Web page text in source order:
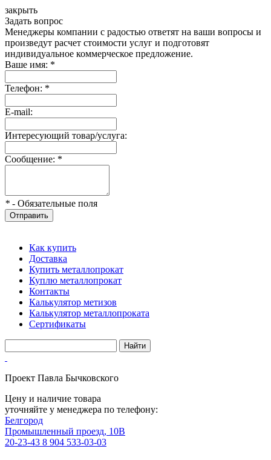
закрыть
Задать вопрос
Менеджеры компании с радостью ответят на ваши вопросы и
произведут расчет стоимости услуг и подготовят
индивидуальное коммерческое предложение.
Ваше имя: *
Телефон: *
E-mail:
Интересующий товар/услуга:
Сообщение: *
* - Обязательные поля
Отправить
Как купить
Доставка
Купить металлопрокат
Куплю металлопрокат
Контакты
Калькулятор метизов
Калькулятор металлопроката
Сертификаты
Проект Павла Бычковского
Цену и наличие товара
уточняйте у менеджера по телефону:
Белгород
Промышленный проезд, 10В
20-23-43 8 904 533-03-03